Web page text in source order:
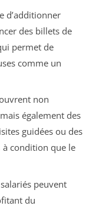
d’additionner
des billets de
permet de
comme un
non
également des
guidées ou des
à condition que le
peuvent
du